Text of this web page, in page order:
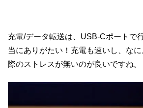
充電/データ転送は、USB-Cポートで
当にありがたい！充電も速いし、な
際のストレスが無いのが良いですね。